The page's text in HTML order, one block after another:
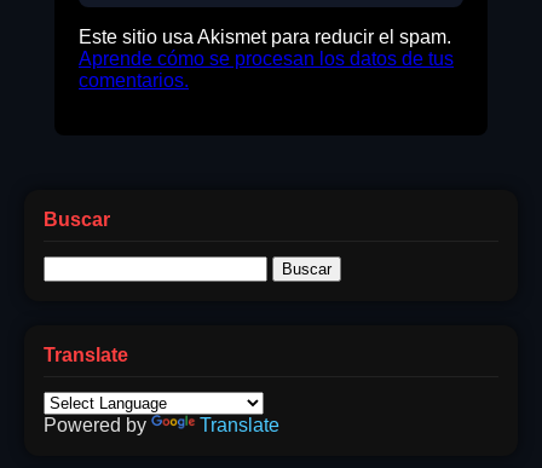
Este sitio usa Akismet para reducir el spam.
Aprende cómo se procesan los datos de tus
comentarios.
Buscar
Translate
Powered by Translate